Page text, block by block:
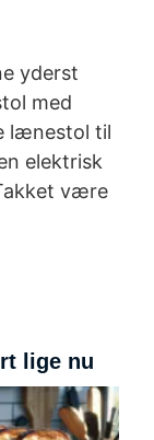
yderst
med
lænestol til
elektrisk
være
lige nu